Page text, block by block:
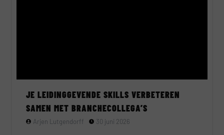
JE LEIDINGGEVENDE SKILLS VERBETEREN
SAMEN MET BRANCHECOLLEGA’S
Arjen Lutgendorff 30 juni 2026